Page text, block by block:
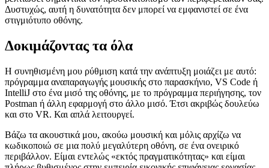
Το "Oculus Remote Desktop" χρησιμοποιεί επίσης τις εξωτερικές
κάμερες του Quest 2 για να σας δείξει ένα μέρος του πραγματικού
βελτιώσει σημαντικά τον προσανατολισμό των περιφερειακών σας.
στιγμιότυπο οθόνης.
Δοκιμάζοντας τα όλα
Η συνηθισμένη μου ρύθμιση κατά την ανάπτυξη μοιάζει με αυτό:
πρόγραμμα αναπαραγωγής μουσικής στο παρασκήνιο, VS Code ή
IntelliJ στο ένα μισό της οθόνης, με το πρόγραμμα περιήγησης, τον
Postman ή άλλη εφαρμογή στο άλλο μισό. Έτσι ακριβώς δουλεύω
και στο VR. Και απλά λειτουργεί.